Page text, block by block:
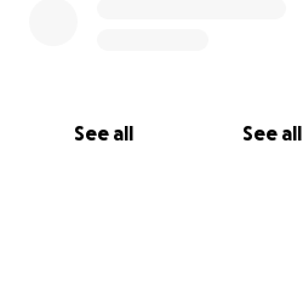
See all See all